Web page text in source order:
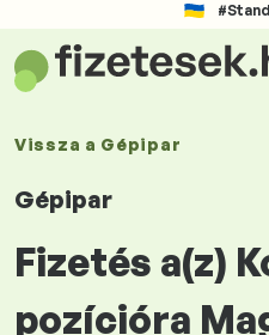
Vissza a Gépipar
Gépipar
Fizetés a(z)
pozícióra